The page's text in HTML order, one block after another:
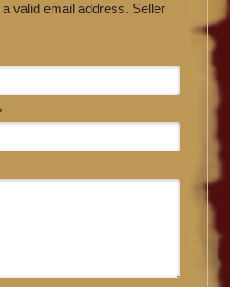
valid email address. Seller